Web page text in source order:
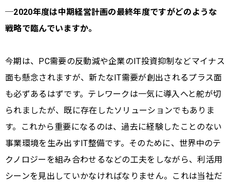
─2020年度は中期経営計画の最終年度ですがどのような
戦略で臨んでいますか。
今期は、PC需要の反動減や企業のIT投資抑制などマイナス
面も懸念されますが、新たなIT需要が創出されるプラス面
も必ずあるはずです。テレワークは一気に導入へと舵が切
られましたが、既に存在したソリューションでもありま
す。これから重要になるのは、過去に経験したことのない
事業環境を生み出すIT整備です。そのために、世界中のテ
クノロジーを組み合わせるなどの工夫をしながら、利活用
シーンを見出していかなければなりません。これは当社だ